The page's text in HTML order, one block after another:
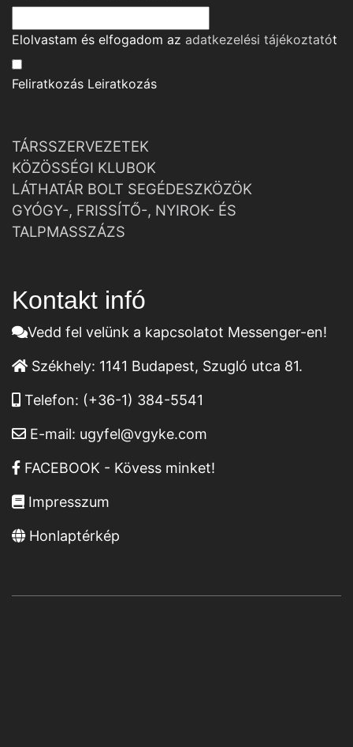
Elolvastam és elfogadom az adatkezelési tájékoztatót
Feliratkozás Leiratkozás
TÁRSSZERVEZETEK
KÖZÖSSÉGI KLUBOK
LÁTHATÁR BOLT SEGÉDESZKÖZÖK
GYÓGY-, FRISSÍTŐ-, NYIROK- ÉS
TALPMASSZÁZS
Kontakt infó
Vedd fel velünk a kapcsolatot Messenger-en!
Székhely: 1141 Budapest, Szugló utca 81.
Telefon: (+36-1) 384-5541
E-mail: ugyfel@vgyke.com
FACEBOOK - Kövess minket!
Impresszum
Honlaptérkép